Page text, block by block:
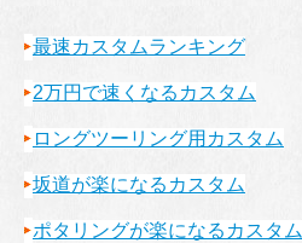
最速カスタムランキング
2万円で速くなるカスタム
ロングツーリング用カスタム
坂道が楽になるカスタム
ポタリングが楽になるカスタム